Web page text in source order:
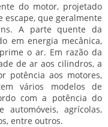
do motor, projetado
escape, que geralmente
A parte quente da
em energia mecânica,
o ar. Em razão da
de ar aos cilindros, a
potência aos motores,
vários modelos de
com a potência do
agrícolas,
entre outros.